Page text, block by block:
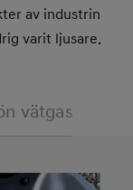
av industrin
varit ljusare.
vätgas